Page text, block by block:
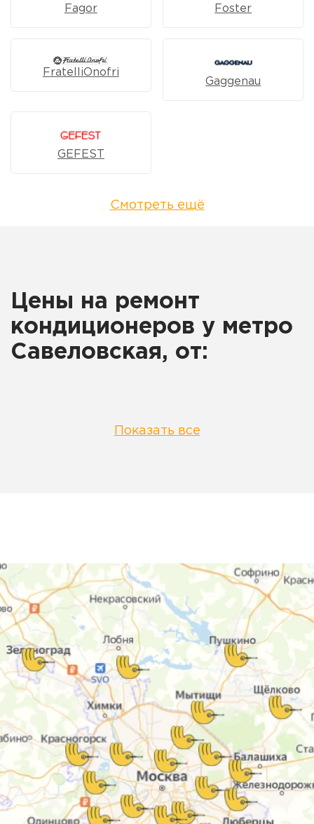
Fagor Foster
FratelliOnofri
Gaggenau
GEFEST
Смотреть ещё
Цены на ремонт
кондиционеров у метро
Савеловская, от:
Показать все